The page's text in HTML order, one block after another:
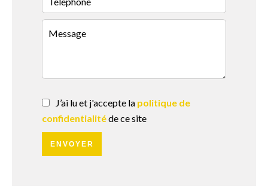
J’ai lu et j'accepte la politique de
confidentialitéde ce site
ENVOYER